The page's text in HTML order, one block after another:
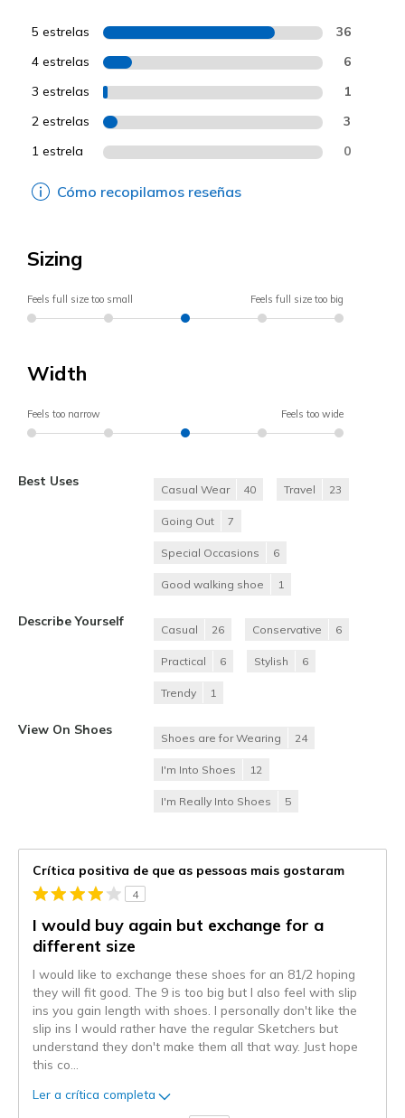
5 estrelas 36
4 estrelas 6
3 estrelas 1
2 estrelas 3
1 estrela 0
Cómo recopilamos reseñas
Sizing
Feels full size too small Feels full size too big
Width
Feels too narrow Feels too wide
Best Uses
Casual Wear 40 Travel 23
Going Out 7
Special Occasions 6
Good walking shoe 1
Describe Yourself
Casual 26 Conservative 6
Practical 6 Stylish 6
Trendy 1
View On Shoes
Shoes are for Wearing 24
I'm Into Shoes 12
I'm Really Into Shoes 5
Crítica positiva de que as pessoas mais gostaram
4
I would buy again but exchange for a
different size
I would like to exchange these shoes for an 81/2 hoping
they will fit good. The 9 is too big but I also feel with slip
ins you gain length with shoes. I personally don't like the
slip ins I would rather have the regular Sketchers but
understand they don't make them all that way. Just hope
this co
Ler a crítica completa